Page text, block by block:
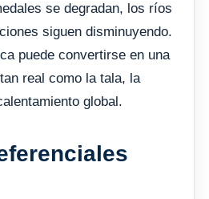
se degradan, los ríos
siguen disminuyendo.
puede convertirse en una
real como la tala, la
global.